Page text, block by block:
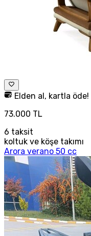
Elden al, kartla öde!
73.000 TL
6 taksit
koltuk ve köşe takımı
Arora verano 50 cc